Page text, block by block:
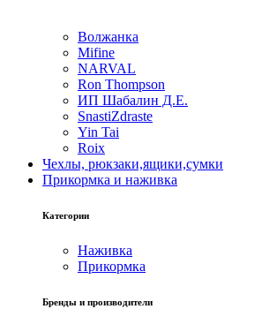
Волжанка
Mifine
NARVAL
Ron Thompson
ИП Шабалин Д.Е.
SnastiZdraste
Yin Tai
Roix
Чехлы, рюкзаки,ящики,сумки
Прикормка и наживка
Категории
Наживка
Прикормка
Бренды и производители